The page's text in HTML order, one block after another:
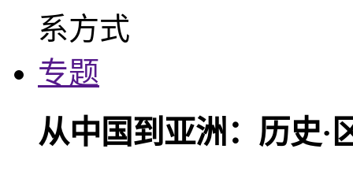
专题
从中国到亚洲：历史·